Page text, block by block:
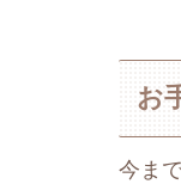
お
今ま